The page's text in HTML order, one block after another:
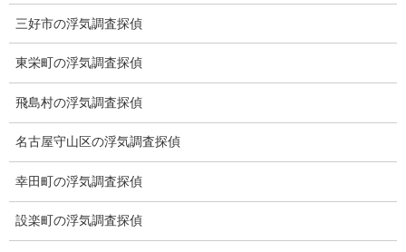
クーリング・オフ
ワンストップサービス
アフターフォロー
ミライリサーチのお約束
当社のこだわり
契約後の安心と信頼
三好市の浮気調査探偵
東栄町の浮気調査探偵
飛島村の浮気調査探偵
名古屋守山区の浮気調査探偵
幸田町の浮気調査探偵
設楽町の浮気調査探偵